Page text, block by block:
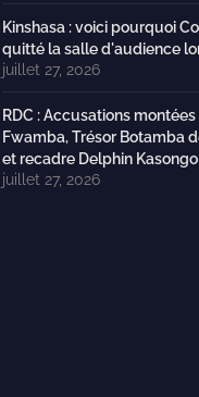
Kinshasa : voici pourquoi
quitté la salle d'audience
juillet 27, 2026
RDC : Accusations
Fwamba, Trésor Botamba
et recadre Delphin
juillet 27, 2026